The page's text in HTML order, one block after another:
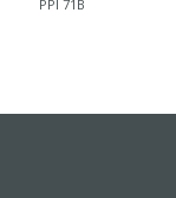
PPI 71B